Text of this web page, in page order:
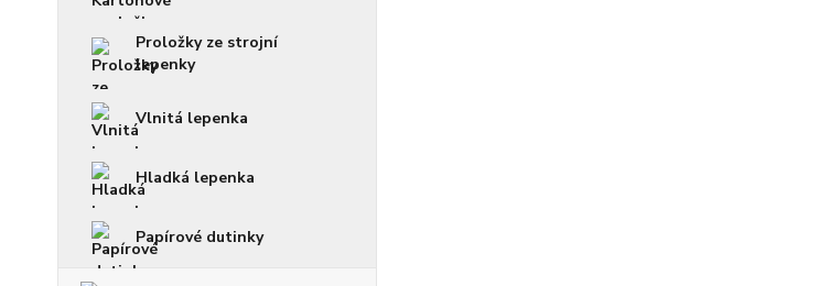
Proložky ze strojní
lepenky
Vlnitá lepenka
Hladká lepenka
Papírové dutinky